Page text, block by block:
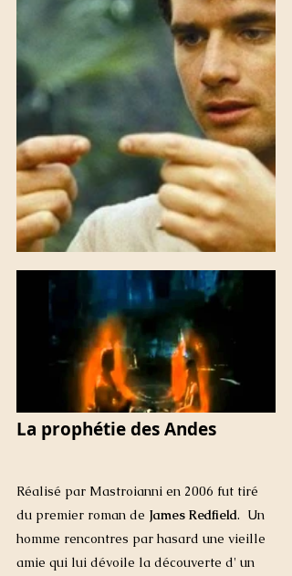
La prophétie des Andes
Réalisé par Mastroianni en 2006 fut tiré
du premier roman de James Redfield.  Un
homme rencontres par hasard une vieille
amie qui lui dévoile la découverte d' un